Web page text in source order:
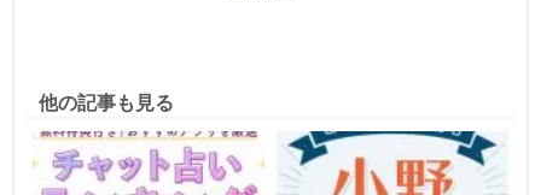
他の記事も見る